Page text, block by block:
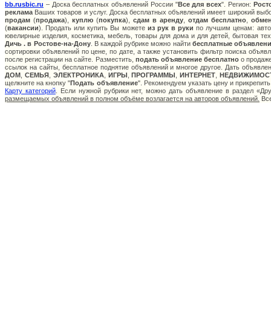
bb.rusbic.ru – Доска бесплатных объявлений России "Все для всех". Регион:
реклама Ваших товаров и услуг. Доска бесплатных объявлений имеет широкий
продам (продажа), куплю(покупка), сдам в аренду, отдам бесплатно,
(вакансии). Продать или купить Вы можете из рук в руки по лучшим ценам:
ювелирные изделия, косметика, мебель, товары для дома и для детей, бытовая
Дичь . в Ростове-на-Дону. В каждой рубрике можно найти бесплатные
сортировки объявлений по цене, по дате, а также установить фильтр поиска
после регистрации на сайте. Разместить, подать объявление бесплатно о
ссылок на сайты, бесплатное поднятие объявлений и многое другое. Дать
ДОМ СЕМЬЯ, ЭЛЕКТРОНИКА, ИГРЫ ,ПРОГРАММЫ ,ИНТЕРНЕТ ,
щелкните на кнопку "Подать объявление". Рекомендуем указать цену и
Карту категорий. Если нужной рубрики нет, можно дать объявление в раздел
размещаемых объявлений в полном объёме возлагается на авторов объявлений.